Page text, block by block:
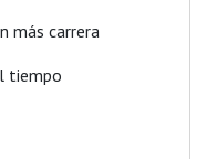
más carrera
tiempo